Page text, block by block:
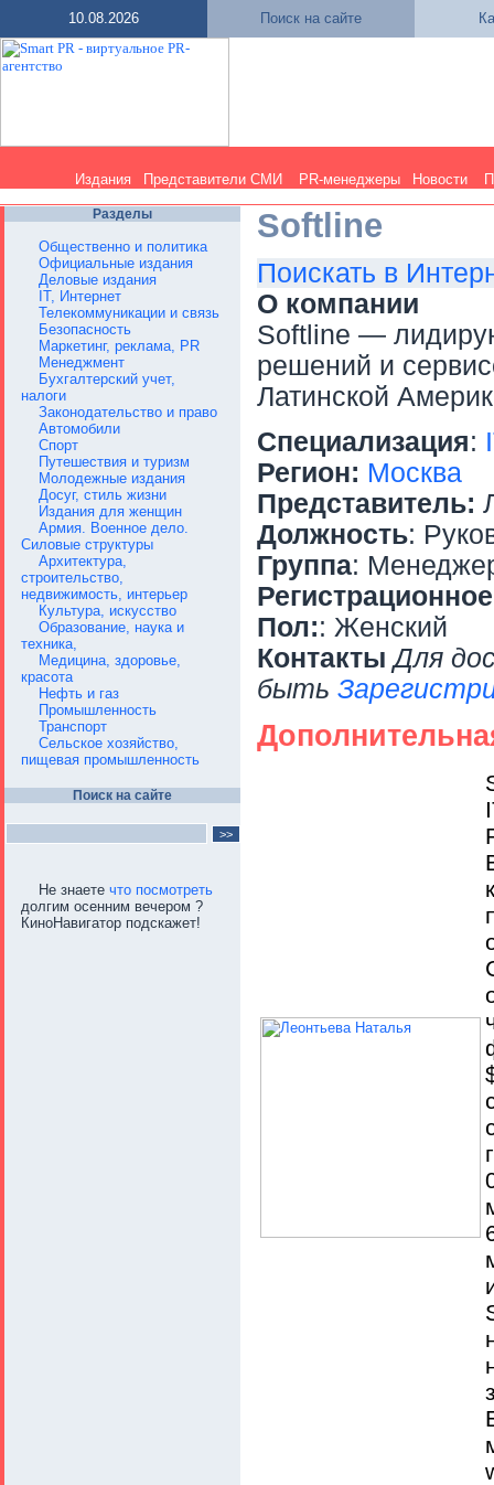
10.08.2026 Поиск на сайте
Издания Представители СМИ PR-менеджеры Новости
Разделы
Общественно и политика
Официальные издания
Деловые издания
IT, Интернет
Телекоммуникации и связь
Безопасность
Маркетинг, реклама, PR
Менеджмент
Бухгалтерский учет,
налоги
Законодательство и право
Автомобили
Спорт
Путешествия и туризм
Молодежные издания
Досуг, стиль жизни
Издания для женщин
Армия. Военное дело.
Силовые структуры
Архитектура,
строительство,
недвижимость, интерьер
Культура, искусство
Образование, наука и
техника,
Медицина, здоровье,
красота
Нефть и газ
Промышленность
Транспорт
Сельское хозяйство,
пищевая промышленность
Поиск на сайте
Не знаете что посмотреть
долгим осенним вечером ?
КиноНавигатор подскажет!
Softline
Поискать в
О компании
Softline —
решений и
Латинской
Специализация:
Регион: Москва
Представитель:
Должность:
Группа:
Пол:: Женский
Контакты Для
быть